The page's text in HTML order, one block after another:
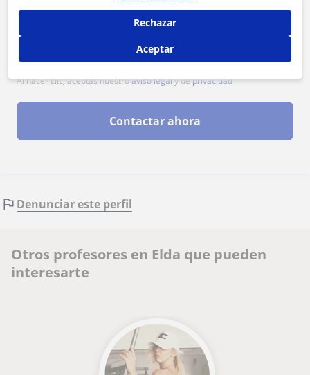
Al hacer clic, aceptas nuestroaviso legaly deprivacidad
Contactar ahora
Denunciar este perfil
Otros profesores en Elda que pueden
interesarte
Rechazar
Aceptar